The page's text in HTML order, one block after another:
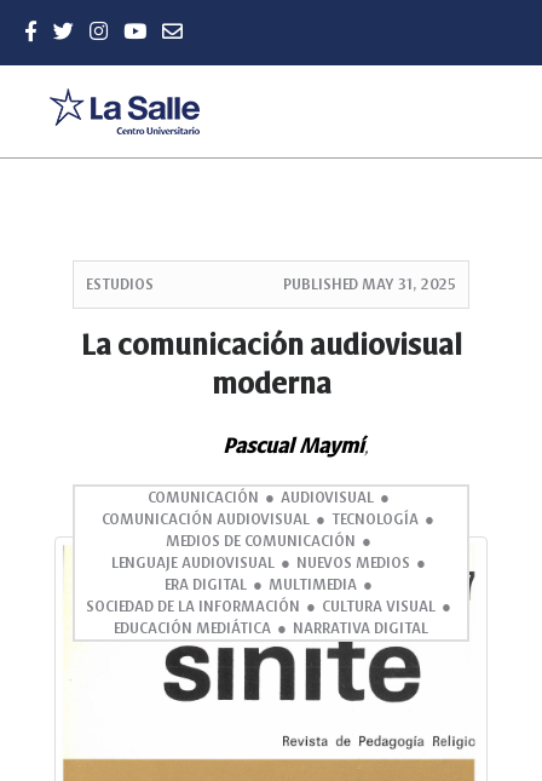
Sidebar
ESTUDIOS PUBLISHED MAY 31, 2025
La comunicación audiovisual
moderna
Pascual Maymí,
COMUNICACIÓN
AUDIOVISUAL
COMUNICACIÓN AUDIOVISUAL
TECNOLOGÍA
MEDIOS DE COMUNICACIÓN
LENGUAJE AUDIOVISUAL
NUEVOS MEDIOS
ERA DIGITAL
MULTIMEDIA
SOCIEDAD DE LA INFORMACIÓN
CULTURA VISUAL
EDUCACIÓN MEDIÁTICA
NARRATIVA DIGITAL